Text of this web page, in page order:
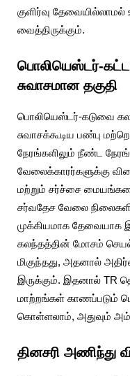
குளிர்வு
வைத்திருக்கும்.
பொலியெஸ்டர்-
சுவாசமான தகுதி
பொலியெஸ்டர்-கடுவை
சுவாசக்கூடிய பண்பு
நேரங்களிலும் நீண்ட
வேலைக்காரர்களுக்கு
மற்றும் சர்ச்சை
சர்வதேச வேலை
முக்கியமாக தேவையாக
கலந்தத்தின் மோசம்
மிகுந்தது, அதனால்
இருக்கும். இதனால் TR
மாற்றங்கள் காணப்படும்
கொள்ளலாம், அதுவும்
தினசரி அணிந்து